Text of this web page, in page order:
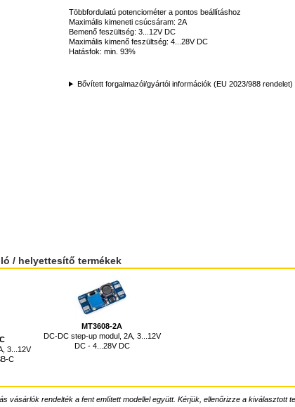
Többfordulatú potenciométer a pontos beállításhoz
Maximális kimeneti csúcsáram: 2A
Bemenő feszültség: 3...12V DC
Maximális kimenő feszültség: 4...28V DC
Hatásfok: min. 93%
Bővített forgalmazói/gyártói információk (EU 2023/988 rendelet)
/ helyettesítő termékek
3...12V
C
MT3608-2A
DC-DC step-up modul, 2A, 3...12V
DC - 4...28V DC
vásárlók rendelték a fent említett modellel együtt. Kérjük, ellenőrizze a kiválasztott